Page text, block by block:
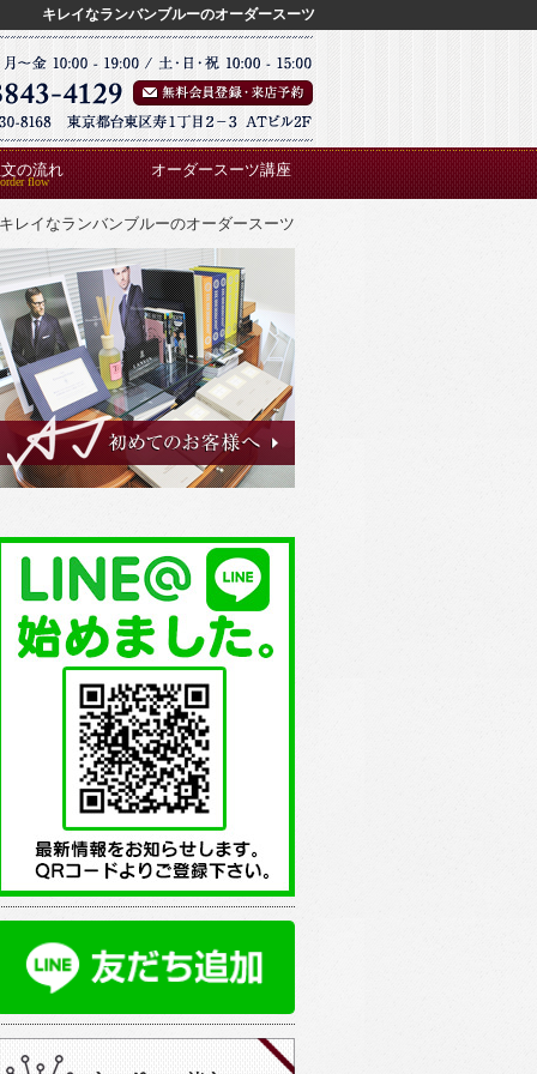
キレイなランバンブルーのオーダースーツ
の流れ オーダースーツ講座
キレイなランバンブルーのオーダースーツ